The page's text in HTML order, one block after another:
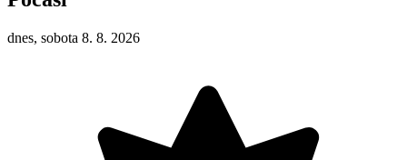
dnes, sobota 8. 8. 2026